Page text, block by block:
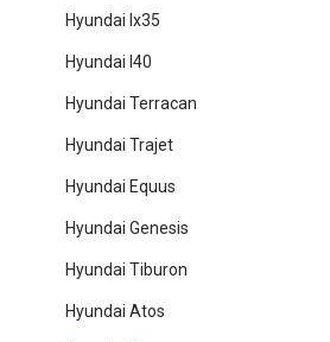
Hyundai Ix35
Hyundai I40
Hyundai Terracan
Hyundai Trajet
Hyundai Equus
Hyundai Genesis
Hyundai Tiburon
Hyundai Atos